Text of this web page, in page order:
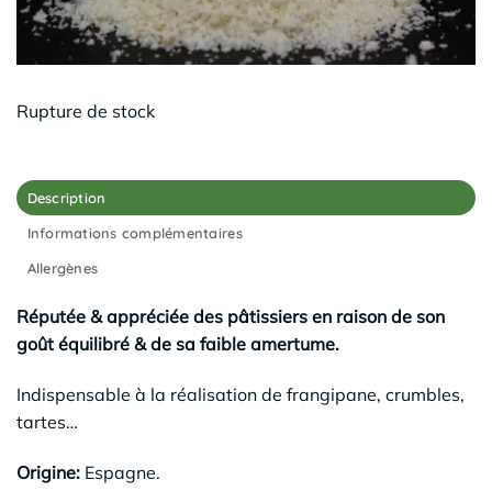
Rupture de stock
Description
Informations complémentaires
Allergènes
Réputée & appréciée des pâtissiers en raison de son
goût équilibré & de sa faible amertume.
Indispensable à la réalisation de frangipane, crumbles,
tartes…
Origine: Espagne.